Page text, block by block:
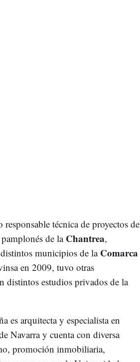
técnica de proyectos de
de la Chantrea,
municipios de la Comarca
en 2009, tuvo otras
distintos estudios privados de la
es arquitecta y especialista en
Navarra y cuenta con diversa
promoción inmobiliaria,